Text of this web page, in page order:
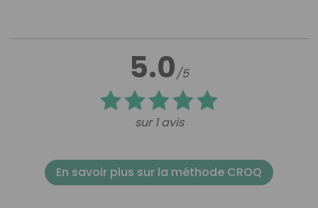
5.0/5
sur 1 avis
En savoir plus sur la méthode CROQ